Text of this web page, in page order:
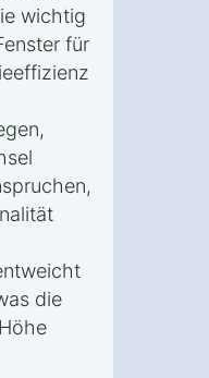
wichtig
für
die